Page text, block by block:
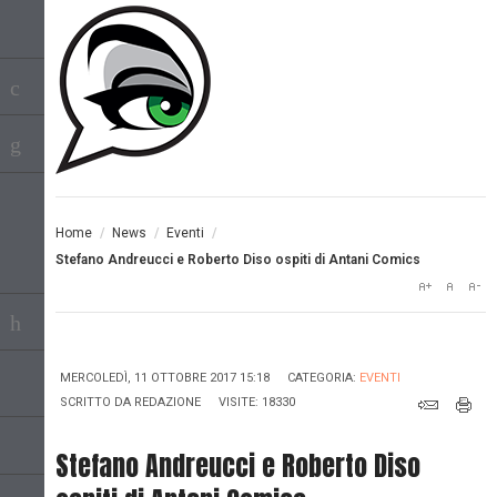
Home / News / Eventi /
Stefano Andreucci e Roberto Diso ospiti di Antani Comics
MERCOLEDÌ, 11 OTTOBRE 2017 15:18 CATEGORIA: EVENTI
SCRITTO DA REDAZIONE VISITE: 18330
Stefano Andreucci e Roberto Diso